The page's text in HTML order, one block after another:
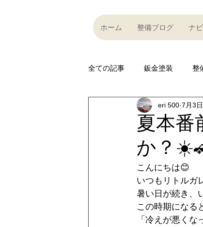
ホーム 整備ブログ ナ
全ての記事 鈑金塗装 整
Partner company 買い
Car community その他
R35 GT-R R35 GT-R
夏本番
か？
eri 500 7月3日
こんにちは😊
いつもリトルガ
暑い日が続き、
この時期になる
「冷えが悪く